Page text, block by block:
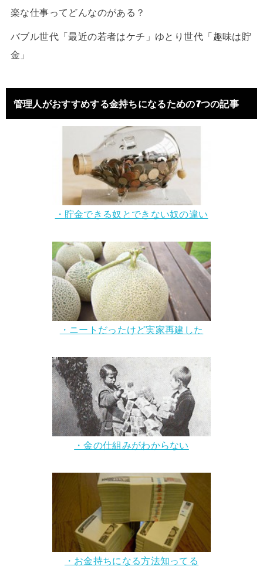
楽な仕事ってどんなのがある？
バブル世代「最近の若者はケチ」ゆとり世代「趣味は貯
金」
管理人がおすすめする金持ちになるための7つの記事
・貯金できる奴とできない奴の違い
・ニートだったけど実家再建した
・金の仕組みがわからない
・お金持ちになる方法知ってる